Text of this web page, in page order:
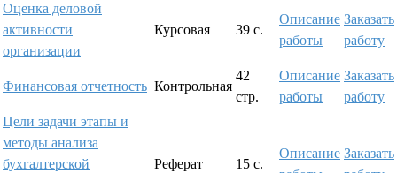
Оценка деловой
активности
организации
Курсовая 39 с.
Описание
работы
Заказать
работу
Финансовая отчетность Контрольная
42
стр.
Описание
работы
Заказать
работу
Цели задачи этапы и
методы анализа
бухгалтерской
Реферат 15 с.
Описание Заказать